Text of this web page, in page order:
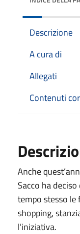
Descrizione
A cura di
Allegati
Contenuti
Anche
Sacco ha
tempo stesso le
shopping,
l’iniziativa.